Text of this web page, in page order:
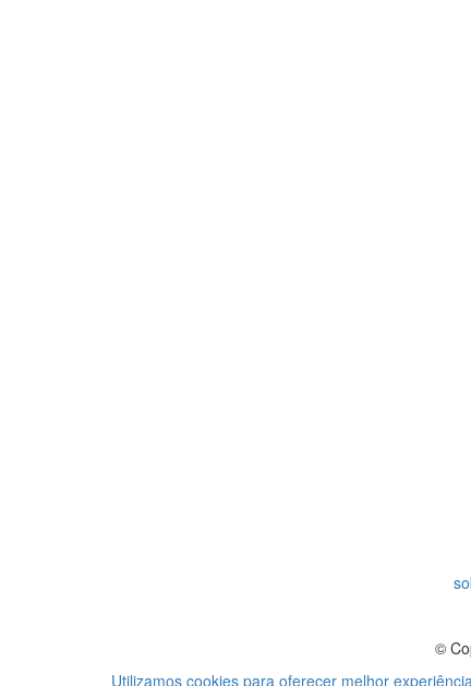
©
Utilizamos cookies para oferecer melhor